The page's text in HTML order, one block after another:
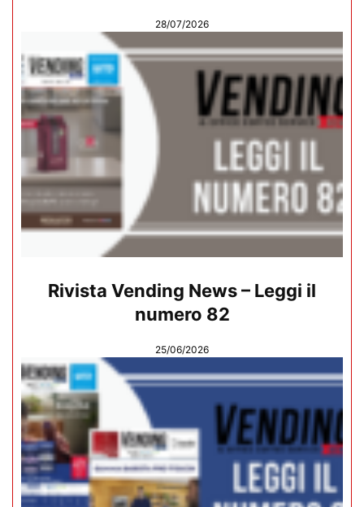
28/07/2026
Rivista Vending News – Leggi il
numero 82
25/06/2026